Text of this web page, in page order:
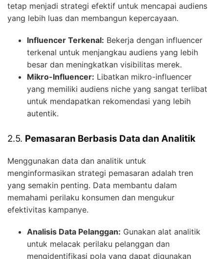
tetap menjadi strategi efektif untuk mencapai audiens
yang lebih luas dan membangun kepercayaan.
Influencer Terkenal: Bekerja dengan influencer
terkenal untuk menjangkau audiens yang lebih
besar dan meningkatkan visibilitas merek.
Mikro-Influencer: Libatkan mikro-influencer
yang memiliki audiens niche yang sangat terlibat
untuk mendapatkan rekomendasi yang lebih
autentik.
2.5. Pemasaran Berbasis Data dan Analitik
Menggunakan data dan analitik untuk
menginformasikan strategi pemasaran adalah tren
yang semakin penting. Data membantu dalam
memahami perilaku konsumen dan mengukur
efektivitas kampanye.
Analisis Data Pelanggan: Gunakan alat analitik
untuk melacak perilaku pelanggan dan
mengidentifikasi pola yang dapat digunakan